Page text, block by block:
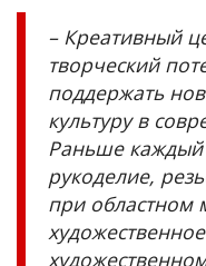
– Креативный
творческий
поддержать
культуру в
Раньше каждый
рукоделие,
при областном